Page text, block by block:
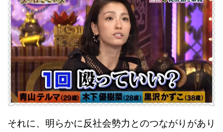
それに、明らかに反社会勢力とのつながりがあり